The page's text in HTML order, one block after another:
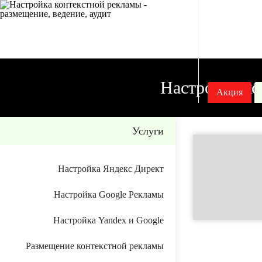
Акция
Настройка
Услуги
Настройка Яндекс Директ
Настройка Google Рекламы
Настройка Yandex и Google
Размещение контекстной рекламы